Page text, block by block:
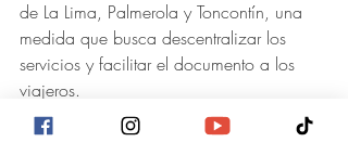
de La Lima, Palmerola y Toncontín, una
medida que busca descentralizar los
servicios y facilitar el documento a los
viajeros.
Con estas acciones, el INM reafirma su
compromiso con la seguridad nacional y